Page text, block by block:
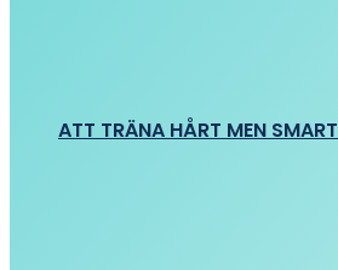
ATT TRÄNA HÅRT MEN SMART